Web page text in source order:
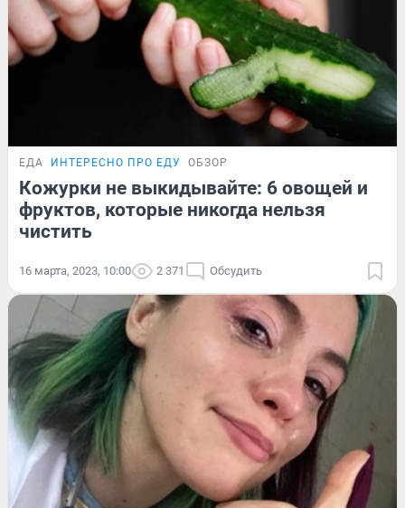
ЕДА ИНТЕРЕСНО ПРО ЕДУ ОБЗОР
Кожурки не выкидывайте: 6 овощей и
фруктов, которые никогда нельзя
чистить
16 марта, 2023, 10:00 2 371 Обсудить